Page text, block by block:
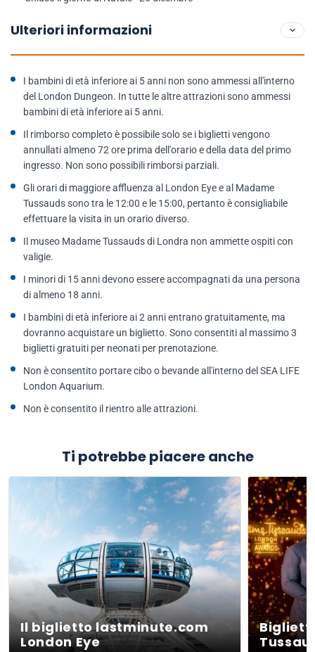
Ulteriori informazioni
I bambini di età inferiore ai 5 anni non sono ammessi all'interno
del London Dungeon. In tutte le altre attrazioni sono ammessi
bambini di età inferiore ai 5 anni.
Il rimborso completo è possibile solo se i biglietti vengono
annullati almeno 72 ore prima dell'orario e della data del primo
ingresso. Non sono possibili rimborsi parziali.
Gli orari di maggiore affluenza al London Eye e al Madame
Tussauds sono tra le 12:00 e le 15:00, pertanto è consigliabile
effettuare la visita in un orario diverso.
Il museo Madame Tussauds di Londra non ammette ospiti con
valigie.
I minori di 15 anni devono essere accompagnati da una persona
di almeno 18 anni.
I bambini di età inferiore ai 2 anni entrano gratuitamente, ma
dovranno acquistare un biglietto. Sono consentiti al massimo 3
biglietti gratuiti per neonati per prenotazione.
Non è consentito portare cibo o bevande all'interno del SEA LIFE
London Aquarium.
Non è consentito il rientro alle attrazioni.
Ti potrebbe piacere anche
Il biglietto lastminute.com
London Eye